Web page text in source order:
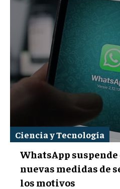
Ciencia y Tecnología
WhatsApp
nuevas medidas de
los motivos